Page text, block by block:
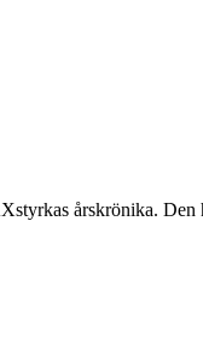
årskrönika. Den